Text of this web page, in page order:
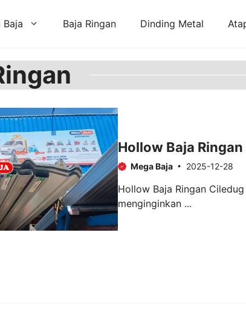
Baja Baja Ringan Dinding Metal
Hollow Baja
Mega Baja 2025-12-28
Hollow Baja Ringan
menginginkan ...